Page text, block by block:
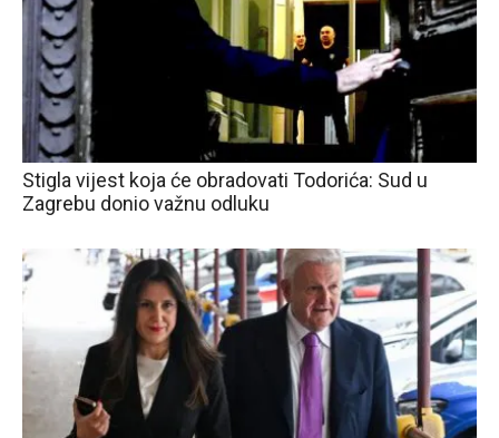
Stigla vijest koja će obradovati Todorića: Sud u
Zagrebu donio važnu odluku